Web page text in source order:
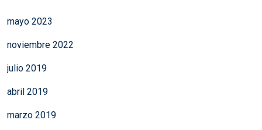
mayo 2023
noviembre 2022
julio 2019
abril 2019
marzo 2019